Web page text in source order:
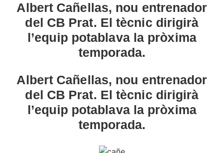
Albert Cañellas, nou entrenador
del CB Prat. El tècnic dirigirà
l’equip potablava la pròxima
temporada.
Albert Cañellas, nou entrenador
del CB Prat. El tècnic dirigirà
l’equip potablava la pròxima
temporada.